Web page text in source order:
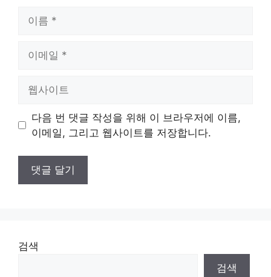
트
다음 번 댓글 작성을 위해 이 브라우저에 이름,
이메일, 그리고 웹사이트를 저장합니다.
검색
검색